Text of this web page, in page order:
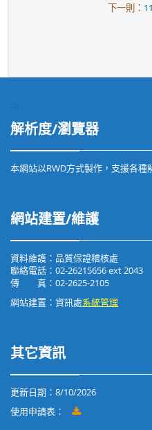
下一則：
解析度/瀏覽器
本網站以RWD方式製作，支援各
網站建置/維護
資料維護：品質保證稽核處
聯絡電話：02-26215656 ext 2043
傳 真：02-2625-2105
網站建置：資訊處系統管理
其它資訊
更新日期： 8/10/2026
使用申請表：